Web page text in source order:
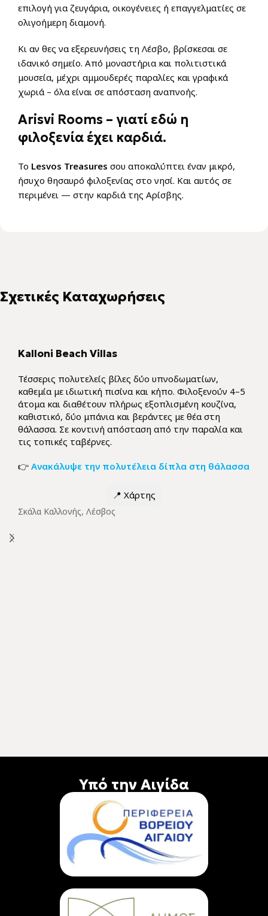
επιλογή για ζευγάρια, οικογένειες ή επαγγελματίες σε
ολιγοήμερη διαμονή.
Κι αν θες να εξερευνήσεις τη Λέσβο, βρίσκεσαι σε
ιδανικό σημείο. Από μοναστήρια και πολιτιστικά
μουσεία, μέχρι αμμουδερές παραλίες και γραφικά
χωριά – όλα είναι σε απόσταση αναπνοής.
Arisvi Rooms – γιατί εδώ η
φιλοξενία έχει καρδιά.
Το Lesvos Treasures σου αποκαλύπτει έναν μικρό,
ήσυχο θησαυρό φιλοξενίας στο νησί. Και αυτός σε
περιμένει — στην καρδιά της Αρίσβης.
Kalloni Beach Villas
Τέσσερις πολυτελείς βίλες δύο υπνοδωματίων,
καθεμία με ιδιωτική πισίνα και κήπο. Φιλοξενούν 4–5
άτομα και διαθέτουν πλήρως εξοπλισμένη κουζίνα,
καθιστικό, δύο μπάνια και βεράντες με θέα στη
θάλασσα. Σε κοντινή απόσταση από την παραλία και
τις τοπικές ταβέρνες.
👉 Ανακάλυψε την πολυτέλεια δίπλα στη θάλασσα
📍 Χάρτης
Σκάλα Καλλονής, Λέσβος
Υπό την Αιγίδα